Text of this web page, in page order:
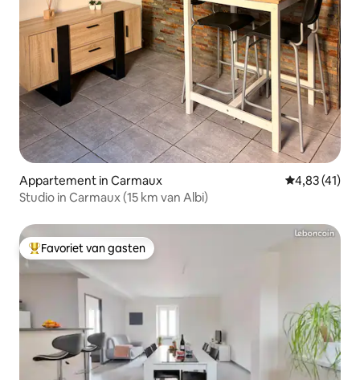
Appartement in Carmaux Gemiddelde
4,83 (41)
Studio in Carmaux (15 km van Albi)
Topfavoriet van gasten
Favoriet van gasten